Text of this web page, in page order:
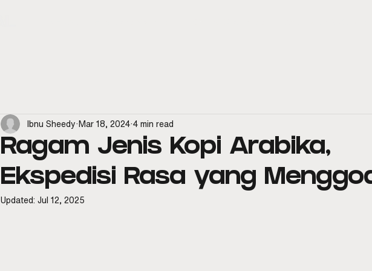
Ragam Jenis Kopi Arabika,
Ekspedisi Rasa yang
Ibnu Sheedy Mar 18, 2024 4 min read
Updated: Jul 12, 2025